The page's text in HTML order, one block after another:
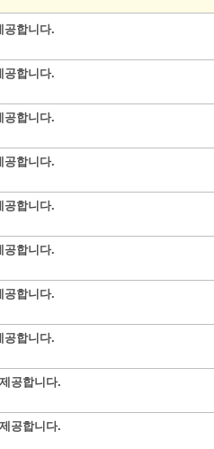
공합니다.
공합니다.
공합니다.
공합니다.
공합니다.
공합니다.
공합니다.
공합니다.
공합니다.
공합니다.